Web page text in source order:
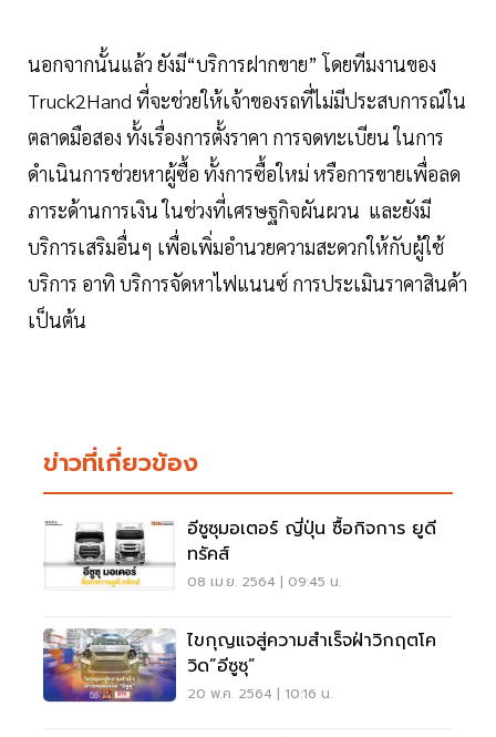
นอกจากนั้นแล้ว ยังมี“บริการฝากขาย” โดยทีมงานของ
Truck2Hand ที่จะช่วยให้เจ้าของรถที่ไม่มีประสบการณ์ใน
ตลาดมือสอง ทั้งเรื่องการตั้งราคา การจดทะเบียน ในการ
ดำเนินการช่วยหาผู้ซื้อ ทั้งการซื้อใหม่ หรือการขายเพื่อลด
ภาระด้านการเงิน ในช่วงที่เศรษฐกิจผันผวน และยังมี
บริการเสริมอื่นๆ เพื่อเพิ่มอำนวยความสะดวกให้กับผู้ใช้
บริการ อาทิ บริการจัดหาไฟแนนซ์ การประเมินราคาสินค้า
เป็นต้น
ข่าวที่เกี่ยวข้อง
อีซูซุมอเตอร์ ญี่ปุ่น ซื้อกิจการ ยูดี
ทรัคส์
08 เม.ย. 2564 | 09:45 น.
ไขกุญแจสู่ความสำเร็จฝ่าวิกฤตโค
วิด”อีซูซุ”
20 พ.ค. 2564 | 10:16 น.